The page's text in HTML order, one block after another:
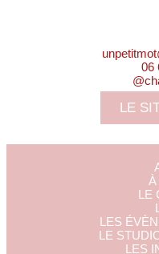
06
LE
À
LE
LES
LE
LES